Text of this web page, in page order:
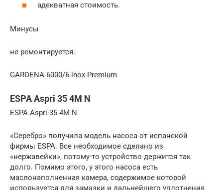
адекватная стоимость.
Минусы
не ремонтируется.
GARDENA 6000/6 inox Premium
ESPA Aspri 35 4M N
ESPA Aspri 35 4M N
«Серебро» получила модель насоса от испанской
фирмы ESPA. Все необходимое сделано из
«нержавейки», потому-то устройство держится так
долго. Помимо этого, у этого насоса есть
маслонаполненная камера, содержимое которой
используется для замазки и дальнейшего уплотнения